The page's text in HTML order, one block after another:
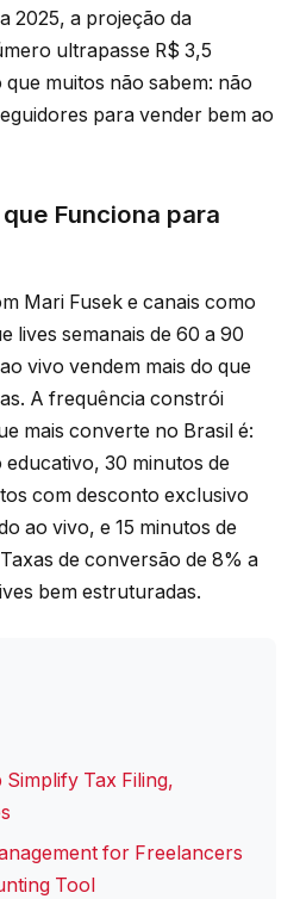
2025, a projeção da
ultrapasse R$ 3,5
que muitos não sabem: não
para vender bem ao
Funciona para
Mari Fusek e canais como
lives semanais de 60 a 90
vivo vendem mais do que
A frequência constrói
mais converte no Brasil é:
30 minutos de
com desconto exclusivo
ao vivo, e 15 minutos de
de conversão de 8% a
bem estruturadas.
Simplify Tax Filing,
for Freelancers
Tool